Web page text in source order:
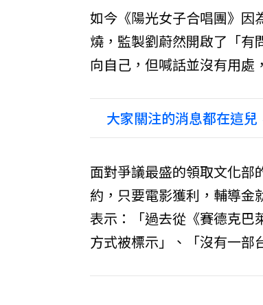
如今《陽光女子合唱團》因
燒，監製劉蔚然開啟了「有
向自己，但喊話並沒有用處
大家關注的消息都在這
面對爭議最盛的領取文化部
約，只要電影獲利，輔導金
表示：「過去從《賽德克巴
方式被標示」、「沒有一部